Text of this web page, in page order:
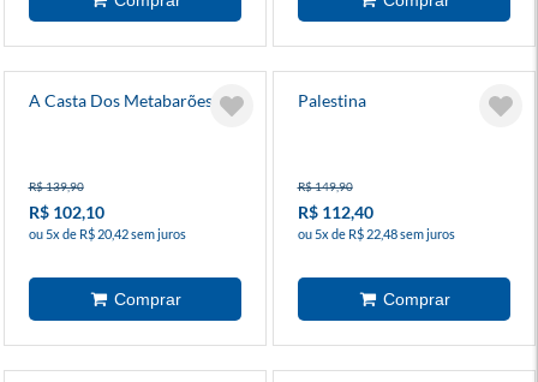
A Casta Dos Metabarões
R$ 139,90
R$ 102,10
ou 5x de R$ 20,42 sem juros
Palestina
R$ 149,90
R$ 112,40
ou 5x de R$ 22,48 sem juros